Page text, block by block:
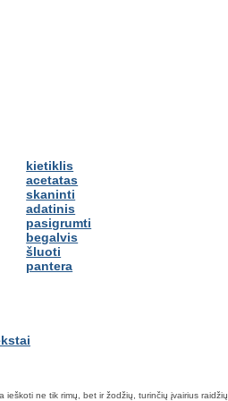
kietiklis
acetatas
skaninti
adatinis
pasigrumti
begalvis
šluoti
pantera
ne tik rimų, bet ir žodžių, turinčių įvairius raidžių